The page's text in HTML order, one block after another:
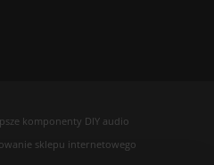
komponenty DIY audio
sklepu internetowego